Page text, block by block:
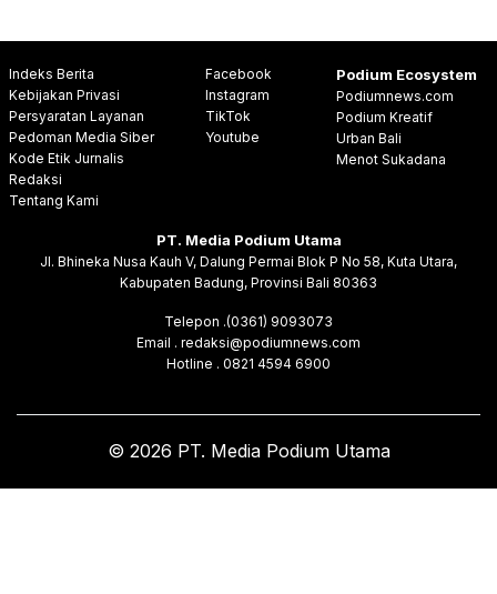
Indeks Berita
Kebijakan Privasi
Persyaratan Layanan
Pedoman Media Siber
Kode Etik Jurnalis
Redaksi
Tentang Kami
Facebook
Instagram
TikTok
Youtube
Podium Ecosystem
Podiumnews.com
Podium Kreatif
Urban Bali
Menot Sukadana
PT. Media Podium Utama
Jl. Bhineka Nusa Kauh V, Dalung Permai Blok P No 58, Kuta Utara,
Kabupaten Badung, Provinsi Bali 80363
Telepon .(0361) 9093073
Email . redaksi@podiumnews.com
Hotline . 0821 4594 6900
© 2026 PT. Media Podium Utama